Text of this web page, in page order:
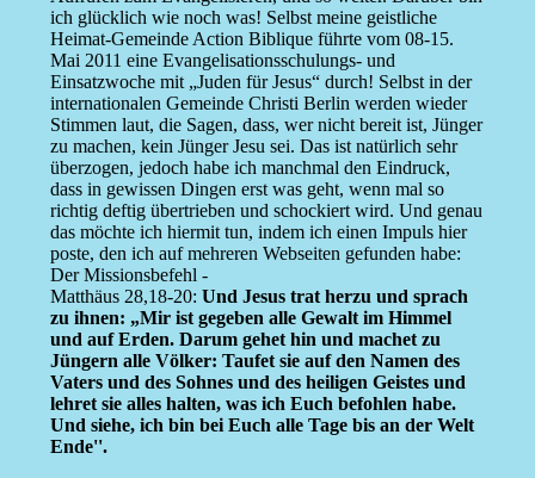
ich glücklich wie noch was! Selbst meine geistliche
Heimat-Gemeinde Action Biblique führte vom 08-15.
Mai 2011 eine Evangelisationsschulungs- und
Einsatzwoche mit „Juden für Jesus“ durch! Selbst in der
internationalen Gemeinde Christi Berlin werden wieder
Stimmen laut, die Sagen, dass, wer nicht bereit ist, Jünger
zu machen, kein Jünger Jesu sei. Das ist natürlich sehr
überzogen, jedoch habe ich manchmal den Eindruck,
dass in gewissen Dingen erst was geht, wenn mal so
richtig deftig übertrieben und schockiert wird. Und genau
das möchte ich hiermit tun, indem ich einen Impuls hier
poste, den ich auf mehreren Webseiten gefunden habe:
Der Missionsbefehl -
Matthäus 28,18-20: Und Jesus trat herzu und sprach
zu ihnen: „Mir ist gegeben alle Gewalt im Himmel
und auf Erden. Darum gehet hin und machet zu
Jüngern alle Völker: Taufet sie auf den Namen des
Vaters und des Sohnes und des heiligen Geistes und
lehret sie alles halten, was ich Euch befohlen habe.
Und siehe, ich bin bei Euch alle Tage bis an der Welt
Ende''.